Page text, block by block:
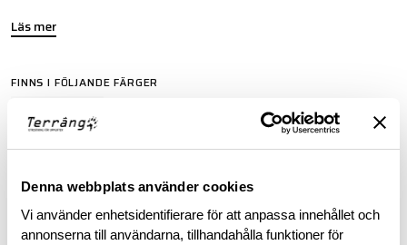
Denna webbplats använder cookies
Vi använder enhetsidentifierare för att anpassa innehållet och
annonserna till användarna, tillhandahålla funktioner för
Läs mer
FINNS I FÖLJANDE FÄRGER
ARC'TERYX LEAF PURCHASE INFORMATION